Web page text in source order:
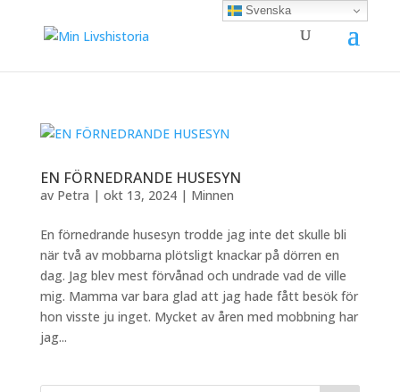
EN FÖRNEDRANDE HUSESYN
av Petra | okt 13, 2024| Minnen
En förnedrande husesyn trodde jag inte det skulle bli
när två av mobbarna plötsligt knackar på dörren en
dag. Jag blev mest förvånad och undrade vad de ville
mig. Mamma var bara glad att jag hade fått besök för
hon visste ju inget. Mycket av åren med mobbning har
jag...
Svenska